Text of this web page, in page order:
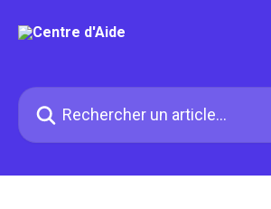
Rechercher un article...